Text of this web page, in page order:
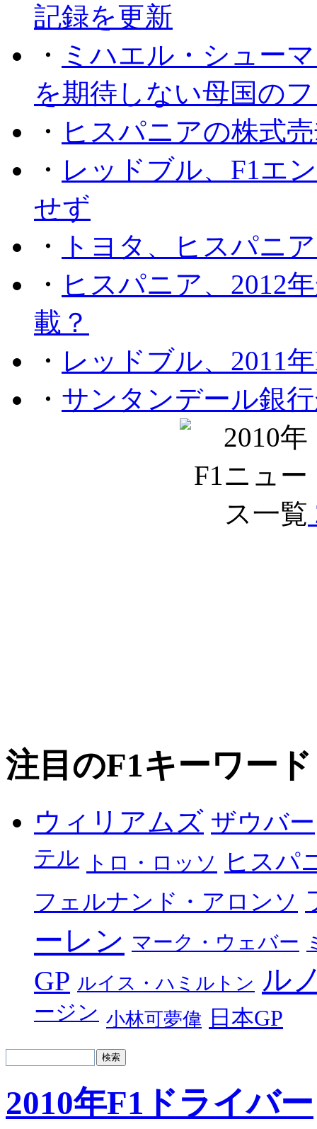
記録を更新
・ ミハエル・シュー
を期待しない母国の
・ ヒスパニアの株式
・ レッドブル、F1エ
せず
・
トヨタ、ヒスパニ
・ ヒスパニア、2012
載？
・ レッドブル、2011
・ サンタンデール銀
注目のF1キーワード
ウィリアムズ ザウバー
テル トロ・ロッソ ヒスパ
フェルナンド・アロンソ
ーレン マーク・ウェバー
GP ルイス・ハミルトン ル
ージン 小林可夢偉 日本GP
2010年F1ドライバー